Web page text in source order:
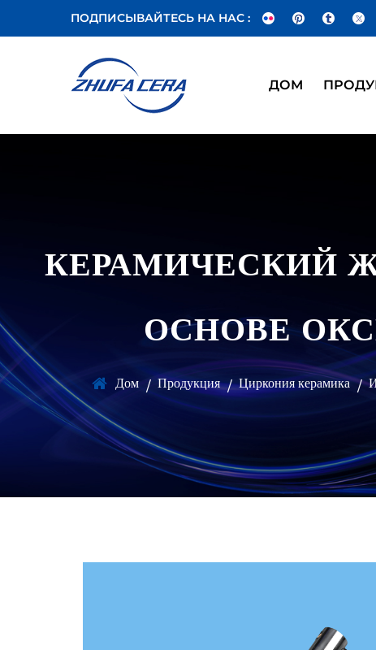
ПОДПИСЫВАЙТЕСЬ НА НАС :
ДОМ
КЕРАМИЧЕСКИЙ
ОСНОВЕ
Дом / Продукция / Циркония керамика /